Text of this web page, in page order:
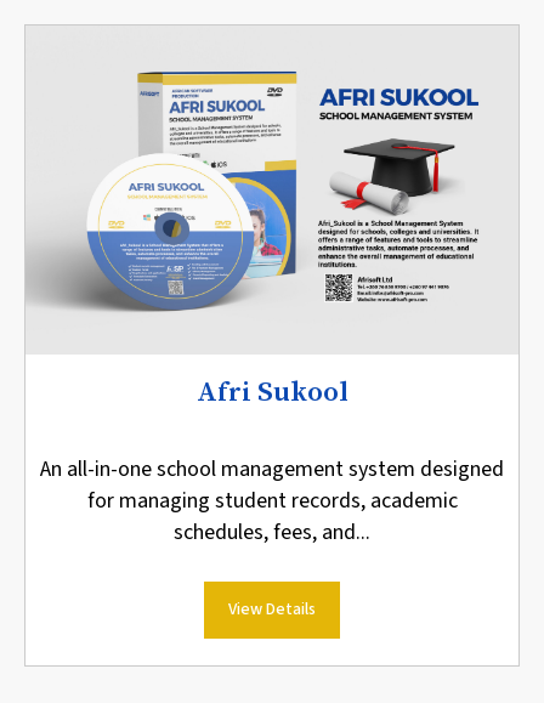
Afri Sukool
An all-in-one school management system designed
for managing student records, academic
schedules, fees, and...
View Details